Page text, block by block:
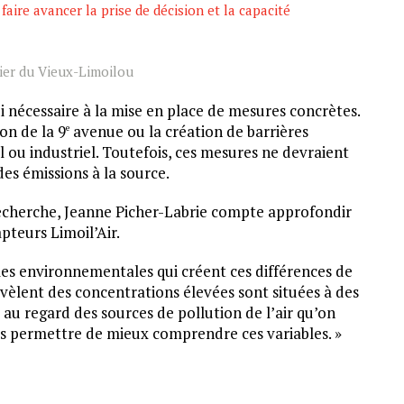
avancer la prise de décision et la capacité
du Vieux-Limoilou
à la mise en place de mesures concrètes.
de la 9e avenue ou la création de barrières
industriel. Toutefois, ces mesures ne devraient
émissions à la source.
Jeanne Picher-Labrie compte approfondir
Limoil’Air.
environnementales qui créent ces différences de
des concentrations élevées sont situées à des
regard des sources de pollution de l’air qu’on
de mieux comprendre ces variables. »